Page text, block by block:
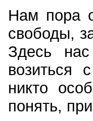
Нам пора
свободы,
Здесь
возиться
никто
понять,